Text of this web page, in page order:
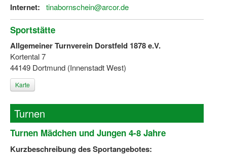
Internet:
tinabornschein@arcor.de
Sportstätte
Allgemeiner Turnverein Dorstfeld 1878 e.V.
Kortental 7
44149 Dortmund (Innenstadt West)
Karte
Turnen
Turnen Mädchen und Jungen 4-8 Jahre
Kurzbeschreibung des Sportangebotes: